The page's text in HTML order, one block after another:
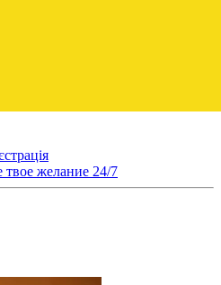
желание 24/7